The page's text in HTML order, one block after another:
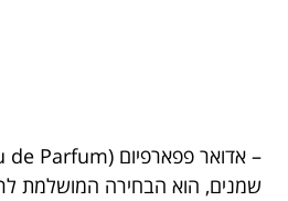
שמנים, הוא הבחירה המושלמת